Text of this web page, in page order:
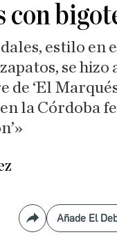
con
estilo en
se hizo
de ‘El
la Córdoba
Compartir
Añade El